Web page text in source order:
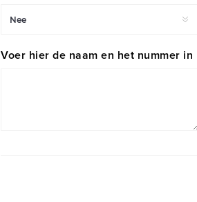
Voer hier de naam en het nummer in